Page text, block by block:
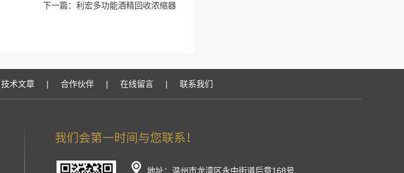
下一篇： 利宏多功能酒精回收浓缩器
技术文章 | 合作伙伴 | 在线留言 | 联系我们
地址：温州市龙湾区永中街道后章168号